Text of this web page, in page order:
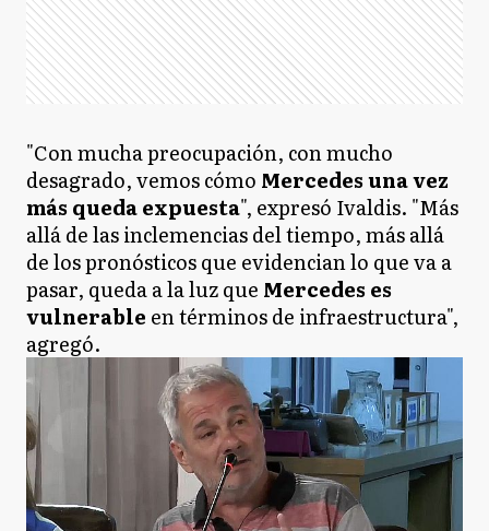
"Con mucha preocupación, con mucho
desagrado, vemos cómo Mercedes una vez
más queda expuesta", expresó Ivaldis. "Más
allá de las inclemencias del tiempo, más allá
de los pronósticos que evidencian lo que va a
pasar, queda a la luz que Mercedes es
vulnerable en términos de infraestructura",
agregó.